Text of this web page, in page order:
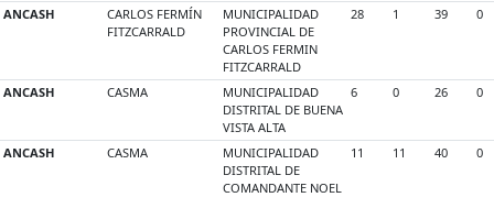
ANCASH
CARLOS FERMÍN
FITZCARRALD
MUNICIPALIDAD
PROVINCIAL DE
CARLOS FERMIN
FITZCARRALD
28 1 39 0
ANCASH CASMA
MUNICIPALIDAD
DISTRITAL DE BUENA
VISTA ALTA
6 0 26 0
ANCASH CASMA
MUNICIPALIDAD
DISTRITAL DE
COMANDANTE NOEL
11 11 40 0